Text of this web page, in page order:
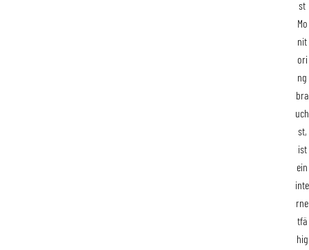
st
Mo
nit
ori
ng
bra
uch
st,
ist
ein
inte
rne
tfä
hig